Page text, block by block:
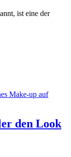
ist eine der
den Look